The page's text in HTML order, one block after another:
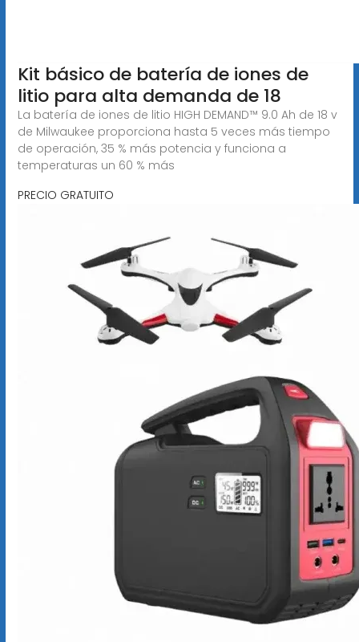
Kit básico de batería de iones de
litio para alta demanda de 18
La batería de iones de litio HIGH DEMAND™ 9.0 Ah de 18 v
de Milwaukee proporciona hasta 5 veces más tiempo
de operación, 35 % más potencia y funciona a
temperaturas un 60 % más
PRECIO GRATUITO